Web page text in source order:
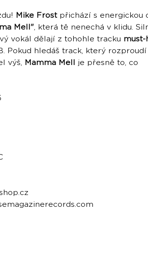
Mike Frostpřichází s energickou
Mell", která tě nenechá v klidu.
vokál dělají z tohohle tracku must-
Pokud hledáš track, který rozproudí
výš, Mamma Mell
je přesně to, co